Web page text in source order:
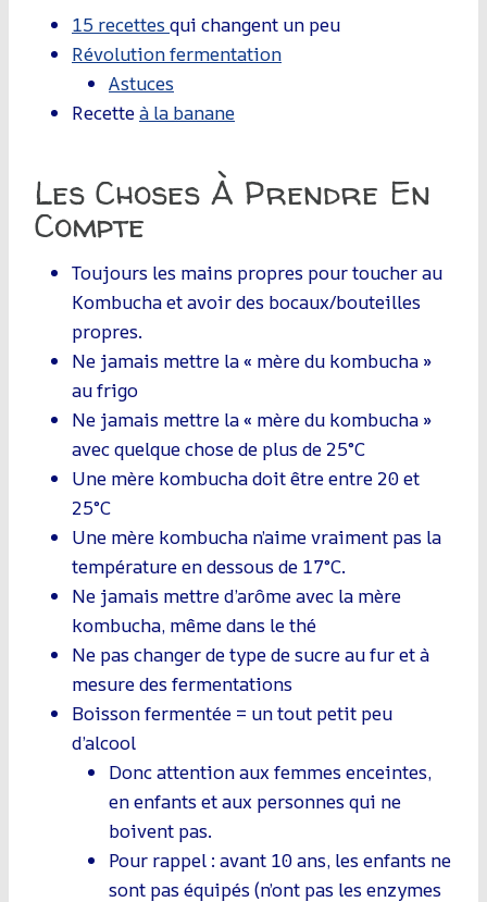
15 recettesqui changent un peu
Révolution fermentation
Astuces
Recetteà la banane
Les Choses À Prendre En
Compte
Toujours les mains propres pour toucher au
Kombucha et avoir des bocaux/bouteilles
propres.
Ne jamais mettre la « mère du kombucha »
au frigo
Ne jamais mettre la « mère du kombucha »
avec quelque chose de plus de 25°C
Une mère kombucha doit être entre 20 et
25°C
Une mère kombucha n’aime vraiment pas la
température en dessous de 17°C.
Ne jamais mettre d’arôme avec la mère
kombucha, même dans le thé
Ne pas changer de type de sucre au fur et à
mesure des fermentations
Boisson fermentée = un tout petit peu
d’alcool
Donc attention aux femmes enceintes,
en enfants et aux personnes qui ne
boivent pas.
Pour rappel : avant 10 ans, les enfants ne
sont pas équipés (n’ont pas les enzymes